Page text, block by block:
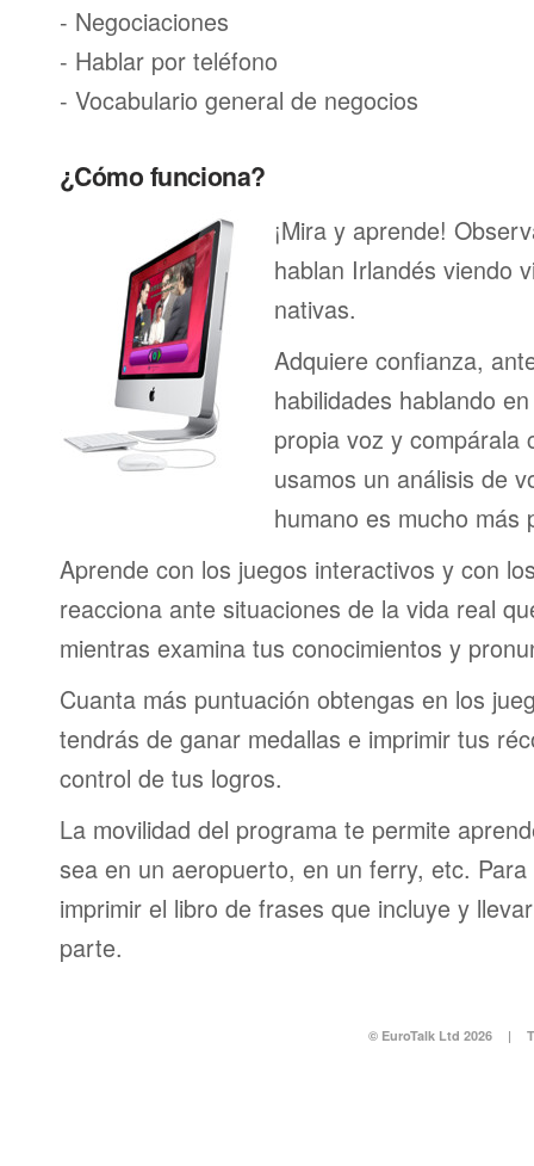
- Negociaciones
- Hablar por teléfono
- Vocabulario general de negocios
¿Cómo funciona?
¡Mira y aprende!
hablan Irlandés viendo
nativas.
Adquiere confianza,
habilidades hablando
propia voz y compárala
usamos un análisis de
humano es mucho más
Aprende con los juegos interactivos y con
reacciona ante situaciones de la vida real
mientras examina tus conocimientos y
Cuanta más puntuación obtengas en los
tendrás de ganar medallas e imprimir tus
control de tus logros.
La movilidad del programa te permite
sea en un aeropuerto, en un ferry, etc.
imprimir el libro de frases que incluye y
parte.
© EuroTalk Ltd 2026 |